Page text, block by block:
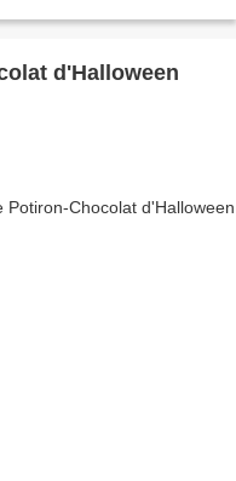
d'Halloween